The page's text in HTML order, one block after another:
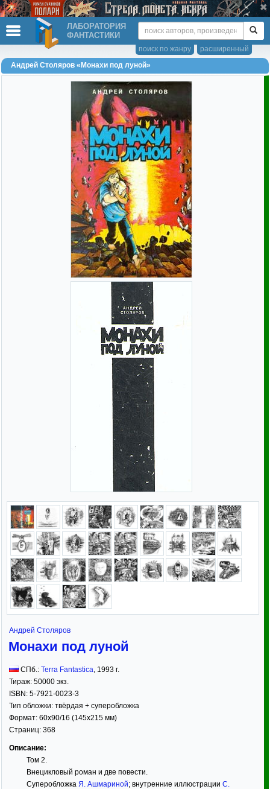
ЛАБОРАТОРИЯ
ФАНТАСТИКИ
расширенный
поиск по жанру
Андрей Столяров «Монахи под луной»
Андрей Столяров
Монахи под луной
СПб.: Terra Fantastica, 1993 г.
Тираж: 50000 экз.
ISBN: 5-7921-0023-3
Тип обложки: твёрдая + суперобложка
Формат: 60x90/16 (145x215 мм)
Страниц: 368
Описание:
Том 2.
Внецикловый роман и две повести.
Суперобложка Я. Ашмариной; внутренние иллюстрации С.